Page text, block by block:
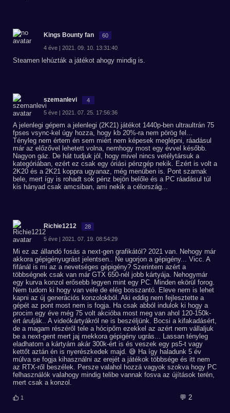
Kings Bounty fan 60
4 éve | 2021. 09. 10. 13:31:40
Steamen lehúzták a játékot ahogy mindig is.
szemanlevi 4
5 éve | 2021. 07. 25. 17:56:36
A jelenlegi gépem a jelenlegi (2K21) játékot 1440p-ben ultraultrán 75
fpses vsync-kel úgy hozza, hogy kb 20%-ra nem pörög fel...
Tényleg nem értem én sem miért nem képesek meglépni, ráadásul
már az előzővel lehetett volna, nemhogy most egy évvel később.
Nagyon gáz. De hát tudjuk jól, hogy mivel nincs vetélytársuk a
kategóriában, ezért ez csak egy óriási pénzgép nekik. Ezért is volt a
2K20 és a 2K21 koppra ugyanaz, még menüben is. Pont szarnak
bele, mert így is rohadt sok pénz bejön belőle és a PC ráadásul túl
kis hányad csak amcsiban, ami nekik a célország...
Richie1212 28
5 éve | 2021. 07. 19. 08:54:29
Mi ez az állandó fosás a next-gen grafikától? 2021 van. Nehogy már
akkora gépigényugrást jelentsen.. Ne ugorjon a gépigény... Vicc. A
fifánál is mi az a nevetséges gépigény? Szerintem azért a
többségnek csak van már GTX 650-nél jobb kártyája. Nehogymár
egy kurva konzol erősebb legyen mint egy PC. Minden ekörül forog.
Nem tudom ki hogy van vele de elég bosszantó. Eleve nem is lehet
kapni az új generációs konzolokból. Aki eddig nem fejlesztette a
gépét az pont most nem is fogja. Ha csak abból indulok ki hogy a
procim egy éve még 75 volt akcióba most meg van ahol 120-150k-
ért árulják.. A videókártyákról ne is beszéljünk. Bocsi a kifakadásért,
de a magam részéről tele a hócipőm ezekkel az azért nem vállaljuk
be a next-gent mert jaj mekkora gépigény ugrás... Lassan tényleg
eladhatom a kártyám akár 300k-ért is és veszek egy ps5-t vagy
kettőt aztán én is nyerészkedek majd. 😅 Ha így haladunk 5 év
múlva se fogja kihasználni az erejét a játékok többsége és itt nem
az RTX-ről beszélek. Persze valahol hozzá vagyok szokva hogy PC
felhasználók valahogy mindig telibe vannak fosva az újítások terén,
mert csak a konzol.
1 💬 2